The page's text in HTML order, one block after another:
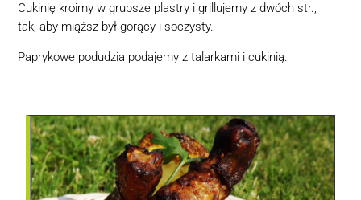
Cukinię kroimy w grubsze plastry i grillujemy z dwóch str.,
tak, aby miąższ był gorący i soczysty.
Paprykowe podudzia podajemy z talarkami i cukinią.